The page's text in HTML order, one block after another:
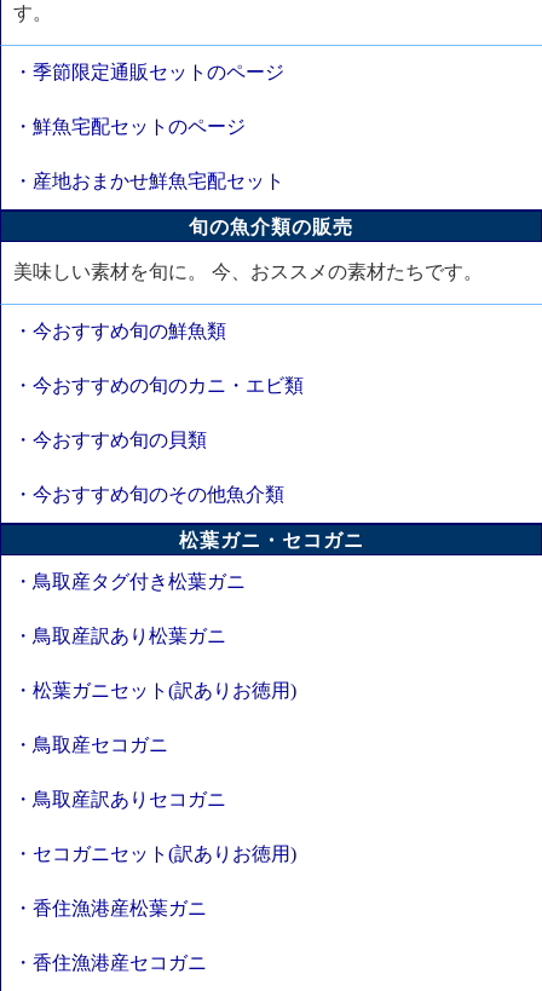
す。
・季節限定通販セットのページ
・鮮魚宅配セットのページ
・産地おまかせ鮮魚宅配セット
旬の魚介類の販売
美味しい素材を旬に。 今、おススメの素材たちです。
・今おすすめ旬の鮮魚類
・今おすすめの旬のカニ・エビ類
・今おすすめ旬の貝類
・今おすすめ旬のその他魚介類
松葉ガニ・セコガニ
・鳥取産タグ付き松葉ガニ
・鳥取産訳あり松葉ガニ
・松葉ガニセット(訳ありお徳用)
・鳥取産セコガニ
・鳥取産訳ありセコガニ
・セコガニセット(訳ありお徳用)
・香住漁港産松葉ガニ
・香住漁港産セコガニ